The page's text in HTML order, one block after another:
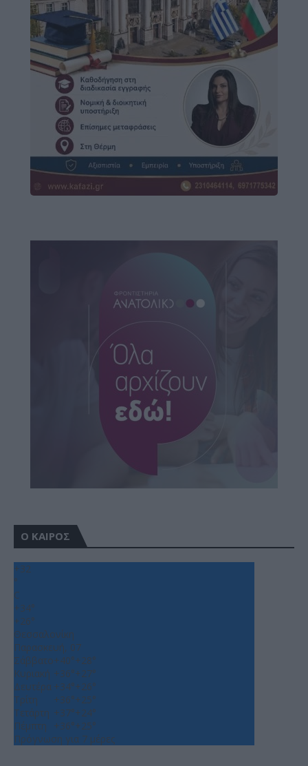
Ο ΚΑΙΡΟΣ
+32
°
C
+34°
+26°
Θεσσαλονίκη
Παρασκευή, 07
Σάββατο+40°+28°
Κυριακή +36°+27°
Δευτέρα +34°+26°
Τρίτη
+36°+25°
Τετάρτη +37°+24°
Πέμπτη
+36°+25°
Πρόγνωση για 7 μέρες